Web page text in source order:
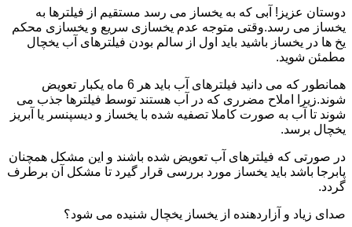
دوستان عزیز! آبی که به یخساز می رسد مستقیم از فیلترها به
یخساز می رسد.وقتی متوجه عدم یخسازی سریع و یخسازی محکم
یخ ها در یخساز باشید باید اول از سالم بودن فیلترهای آب یخچال
مطمئن شوید.
همانطور که می دانید فیلترهای آب باید هر 6 ماه یکبار تعویض
شوند.زیرا املاح مضرری که در آب هستند توسط فیلترها جذب می
شوند تا آب به صورت کاملا تصفیه شده با یخساز و دیسپنسر یا آبریز
یخچال برسد.
در صورتی که فیلترهای آب تعویض شده باشند و این مشکل همچنان
پابرجا باشد باید یخساز مورد بررسی قرار گیرد تا مشکل آن برطرف
گردد.
صدای زیاد و آزاردهنده از یخساز یخچال شنیده می شود؟